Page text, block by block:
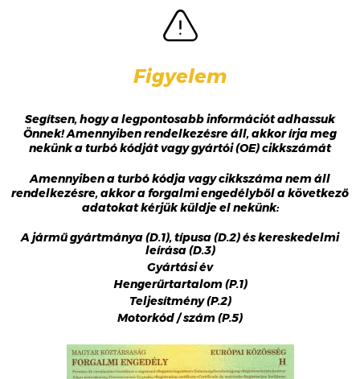
Figyelem
Segítsen, hogy a legpontosabb információt adhassuk
Önnek! Amennyiben rendelkezésre áll, akkor írja meg
nekünk a turbó kódját vagy gyártói (OE) cikkszámát
Amennyiben a turbó kódja vagy cikkszáma nem áll
rendelkezésre, akkor a forgalmi engedélyből a következő
adatokat kérjük küldje el nekünk:
A jármű gyártmánya (D.1), típusa (D.2) és kereskedelmi
leírása (D.3)
Gyártási év
Hengerűrtartalom (P.1)
Teljesítmény (P.2)
Motorkód / szám (P.5)